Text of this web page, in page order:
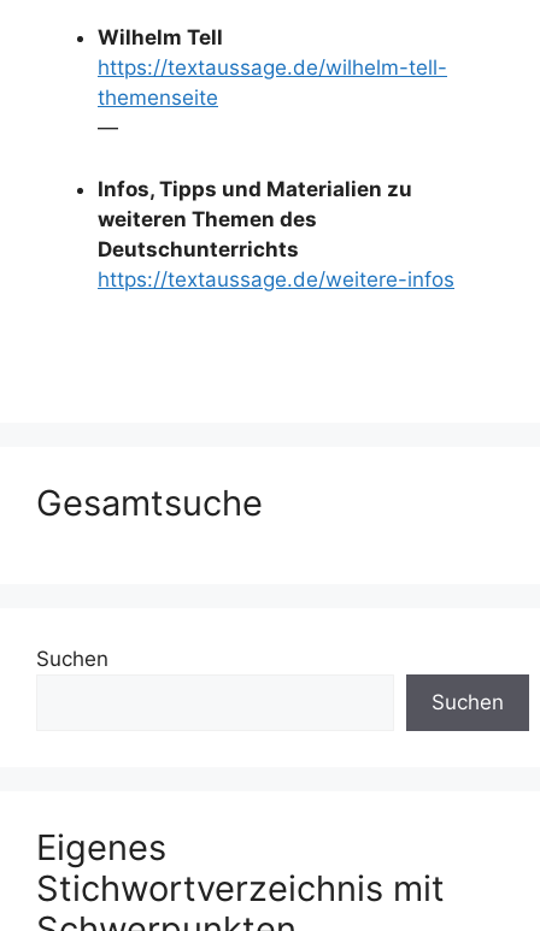
Wilhelm Tell
https://textaussage.de/wilhelm-tell-
themenseite
—
Infos, Tipps und Materialien zu
weiteren Themen des
Deutschunterrichts
https://textaussage.de/weitere-infos
Gesamtsuche
Suchen
Suchen
Eigenes
Stichwortverzeichnis mit